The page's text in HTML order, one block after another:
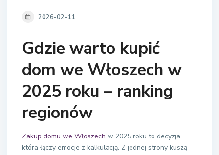
2026-02-11
Gdzie warto kupić
dom we Włoszech w
2025 roku – ranking
regionów
Zakup domu we Włoszech w 2025 roku to decyzja,
która łączy emocje z kalkulacją. Z jednej strony kuszą